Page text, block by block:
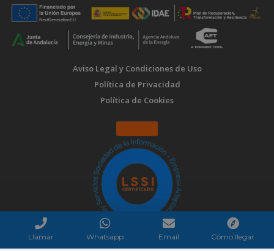
Llamar Whatsapp Email Cómo llegar
Aviso Legal y Condiciones de Uso
Política de Privacidad
Política de Cookies